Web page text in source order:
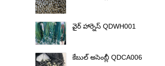
వైర్ హార్నెస్ QDWH001
కేబుల్ అసెంబ్లీ QDCA006